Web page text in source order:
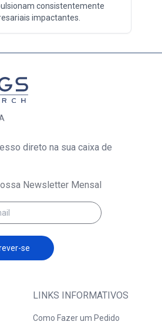
consistentemente
impactantes.
LINKS INFORMATIVOS
Como Fazer um Pedido
direto na sua caixa de
Newsletter Mensal
se